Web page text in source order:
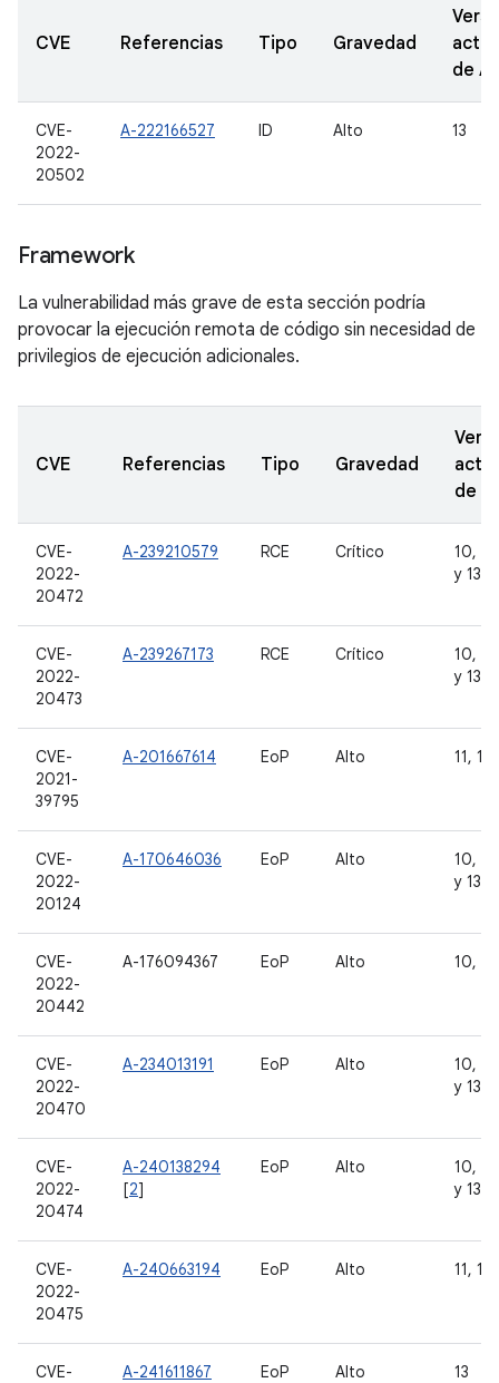
CVE Referencias Tipo Gravedad
de
CVE-
2022-
20502
A-222166527 ID Alto 13
Framework
La vulnerabilidad más grave de esta sección podría
provocar la ejecución remota de código sin necesidad de
privilegios de ejecución adicionales.
CVE Referencias Tipo Gravedad
de
CVE-
2022-
20472
A-239210579 RCE Crítico
10,
y 13
CVE-
2022-
20473
A-239267173 RCE Crítico
10,
y 13
CVE-
2021-
39795
A-201667614 EoP Alto 11,
CVE-
2022-
20124
A-170646036 EoP Alto
10,
y 13
CVE-
2022-
20442
A-176094367 EoP Alto 10,
CVE-
2022-
20470
A-234013191 EoP Alto
10,
y 13
CVE-
2022-
20474
A-240138294
[2]
EoP Alto
10,
y 13
CVE-
2022-
20475
A-240663194 EoP Alto 11,
CVE-
A-241611867 EoP Alto 13